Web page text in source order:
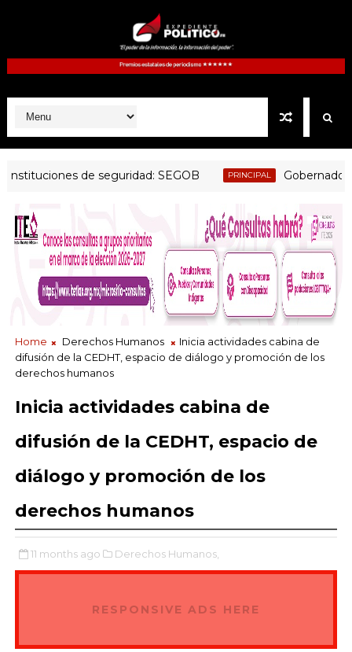
de seguridad: SEGOB PRINCIPAL Gobernadora
Home Derechos Humanos
Inicia actividades cabina de
difusión de la CEDHT, espacio de diálogo y promoción de los
derechos humanos
Inicia actividades cabina de
difusión de la CEDHT, espacio de
diálogo y promoción de los
derechos humanos
11 months ago Derechos Humanos,
RESPONSIVE ADS HERE